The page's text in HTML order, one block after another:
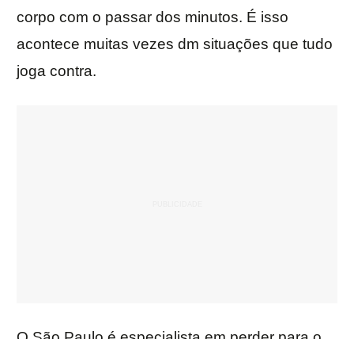
corpo com o passar dos minutos. É isso
acontece muitas vezes dm situações que tudo
joga contra.